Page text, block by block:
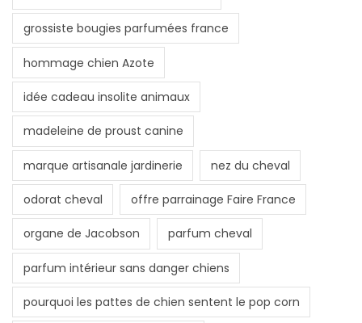
grossiste bougies parfumées france
hommage chien Azote
idée cadeau insolite animaux
madeleine de proust canine
marque artisanale jardinerie nez du cheval
odorat cheval offre parrainage Faire France
organe de Jacobson parfum cheval
parfum intérieur sans danger chiens
pourquoi les pattes de chien sentent le pop corn